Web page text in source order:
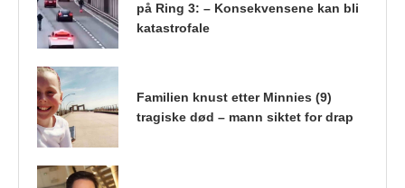
på Ring 3: – Konsekvensene kan bli
katastrofale
Familien knust etter Minnies (9)
tragiske død – mann siktet for drap